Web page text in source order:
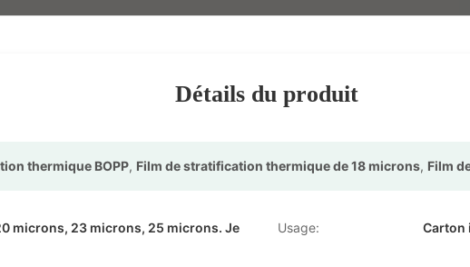
Détails du produit
thermique BOPP, Film de stratification thermique de 18 microns, Film
microns, 23 microns, 25 microns. Je
Usage: Carton